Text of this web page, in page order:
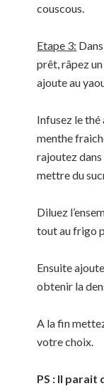
couscous.
Etape 3:
prêt, râpez
ajoute au
Infusez le thé
menthe
rajoutez
mettre du
Diluez
tout au frigo
Ensuite
obtenir la
A la fin
votre choix.
PS : Il parait